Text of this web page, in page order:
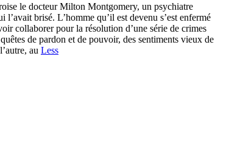
le docteur Milton Montgomery, un psychiatre
brisé. L’homme qu’il est devenu s’est enfermé
collaborer pour la résolution d’une série de crimes
de pardon et de pouvoir, des sentiments vieux de
au Less